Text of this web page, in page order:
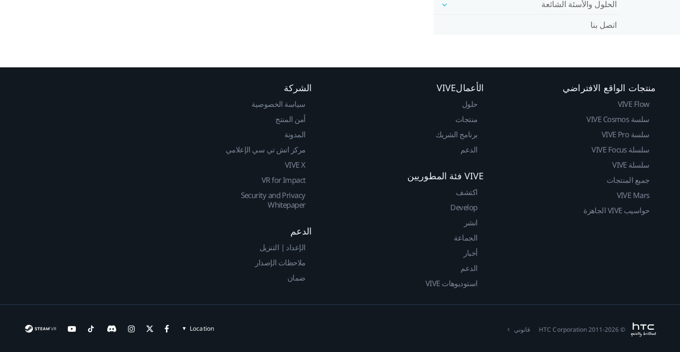
الحلول والأسئة الشائعة
اتصل بنا
منتجات الواقع الافتراضي
VIVE Flow
سلسة VIVE Cosmos
سلسة VIVE Pro
سلسلة VIVE Focus
سلسلة VIVE
جميع المنتجات
VIVE Mars
حواسيب VIVE الجاهزة
الأعمالVIVE
حلول
منتجات
برنامج الشريك
الدعم
VIVE فئة المطوريين
اكتشف
Develop
انشر
الجماعة
أخبار
الدعم
استوديوهات VIVE
الشركة
سياسة الخصوصية
أمن المنتج
المدونة
مركز اتش تي سي الإعلامي
VIVE X
VR for Impact
Security and Privacy
Whitepaper
الدعم
الإعداد | التنزيل
ملاحظات الإصدار
ضمان
Location © 2011-2026 HTC Corporation قانوني